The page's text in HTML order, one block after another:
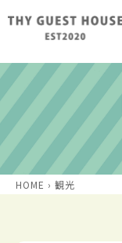
HOME › 観光